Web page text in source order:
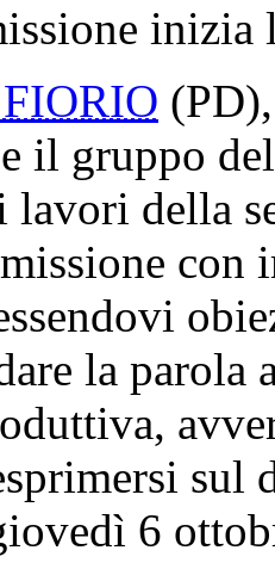
inizia
(PD)
il gruppo
della
la parola
sul
6